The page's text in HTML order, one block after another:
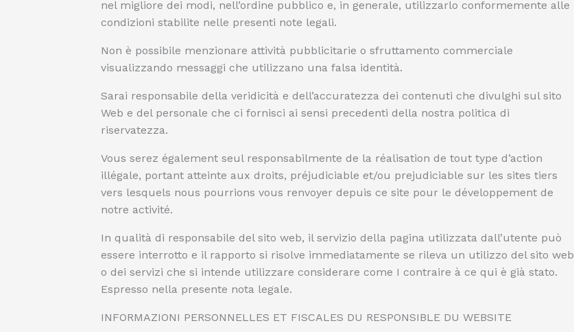
nel migliore dei modi, nell’ordine pubblico e, in generale, utilizzarlo conformemente alle
condizioni stabilite nelle presenti note legali.
Non è possibile menzionare attività pubblicitarie o sfruttamento commerciale
visualizzando messaggi che utilizzano una falsa identità.
Sarai responsabile della veridicità e dell’accuratezza dei contenuti che divulghi sul sito
Web e del personale che ci fornisci ai sensi precedenti della nostra politica di
riservatezza.
Vous serez également seul responsabilmente de la réalisation de tout type d’action
illégale, portant atteinte aux droits, préjudiciable et/ou prejudiciable sur les sites tiers
vers lesquels nous pourrions vous renvoyer depuis ce site pour le développement de
notre activité.
In qualità di responsabile del sito web, il servizio della pagina utilizzata dall’utente può
essere interrotto e il rapporto si risolve immediatamente se rileva un utilizzo del sito web
o dei servizi che si intende utilizzare considerare come I contraire à ce qui è già stato.
Espresso nella presente nota legale.
INFORMAZIONI PERSONNELLES ET FISCALES DU RESPONSIBLE DU WEBSITE